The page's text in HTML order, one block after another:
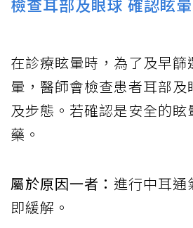
在診療眩暈時，為了及早篩
暈，醫師會檢查患者耳部及
及步態。若確認是安全的眩
藥。
屬於原因一者： 進行中耳通
即緩解。